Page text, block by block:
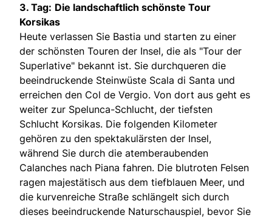
3. Tag: Die landschaftlich schönste Tour
Korsikas
Heute verlassen Sie Bastia und starten zu einer
der schönsten Touren der Insel, die als "Tour der
Superlative" bekannt ist. Sie durchqueren die
beeindruckende Steinwüste Scala di Santa und
erreichen den Col de Vergio. Von dort aus geht es
weiter zur Spelunca-Schlucht, der tiefsten
Schlucht Korsikas. Die folgenden Kilometer
gehören zu den spektakulärsten der Insel,
während Sie durch die atemberaubenden
Calanches nach Piana fahren. Die blutroten Felsen
ragen majestätisch aus dem tiefblauen Meer, und
die kurvenreiche Straße schlängelt sich durch
dieses beeindruckende Naturschauspiel, bevor Sie